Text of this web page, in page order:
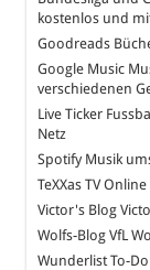
kostenlos und
Goodreads
Google Music
verschiedenen
Live Ticker Fussball
Netz
SpotifyMusik
TeXXas TVOnline
Victor's Blog
Wolfs-BlogVfL
WunderlistTo-Do